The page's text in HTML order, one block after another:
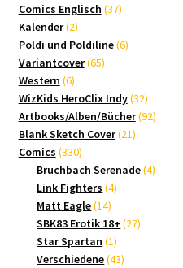
Comics Englisch 3737
Kalender 22
Produkte
Poldi und Poldiline 66
Variantcover 6565
Western 66
Produkte
WizKids HeroClix Indy 3232
Produkte
Artbooks/Alben/Bücher 9292
Blank Sketch Cover 2121
Comics 330330
Produkte
Bruchbach Serenade 44
Link Fighters 44
Matt Eagle 1414
Produkte
SBK83 Erotik 18+ 2727
Star Spartan 11
Produkt
Verschiedene 4343